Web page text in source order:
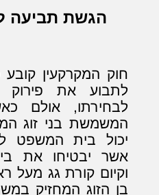
הגשת תביעה
חוק המקרקעין
לתבוע את פירוק
לבחירתו, אולם
המשמשת בני זוג
יכול בית המשפט
אשר יבטיחו את
וקיום קורת גג מעל
בן הזוג המחזיק